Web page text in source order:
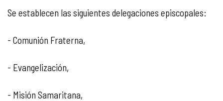
Se establecen las siguientes delegaciones episcopales:
- Comunión Fraterna,
- Evangelización,
- Misión Samaritana,